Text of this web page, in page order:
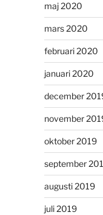
maj 2020
mars 2020
februari 2020
januari 2020
december
november
oktober 2019
september
augusti 2019
juli 2019